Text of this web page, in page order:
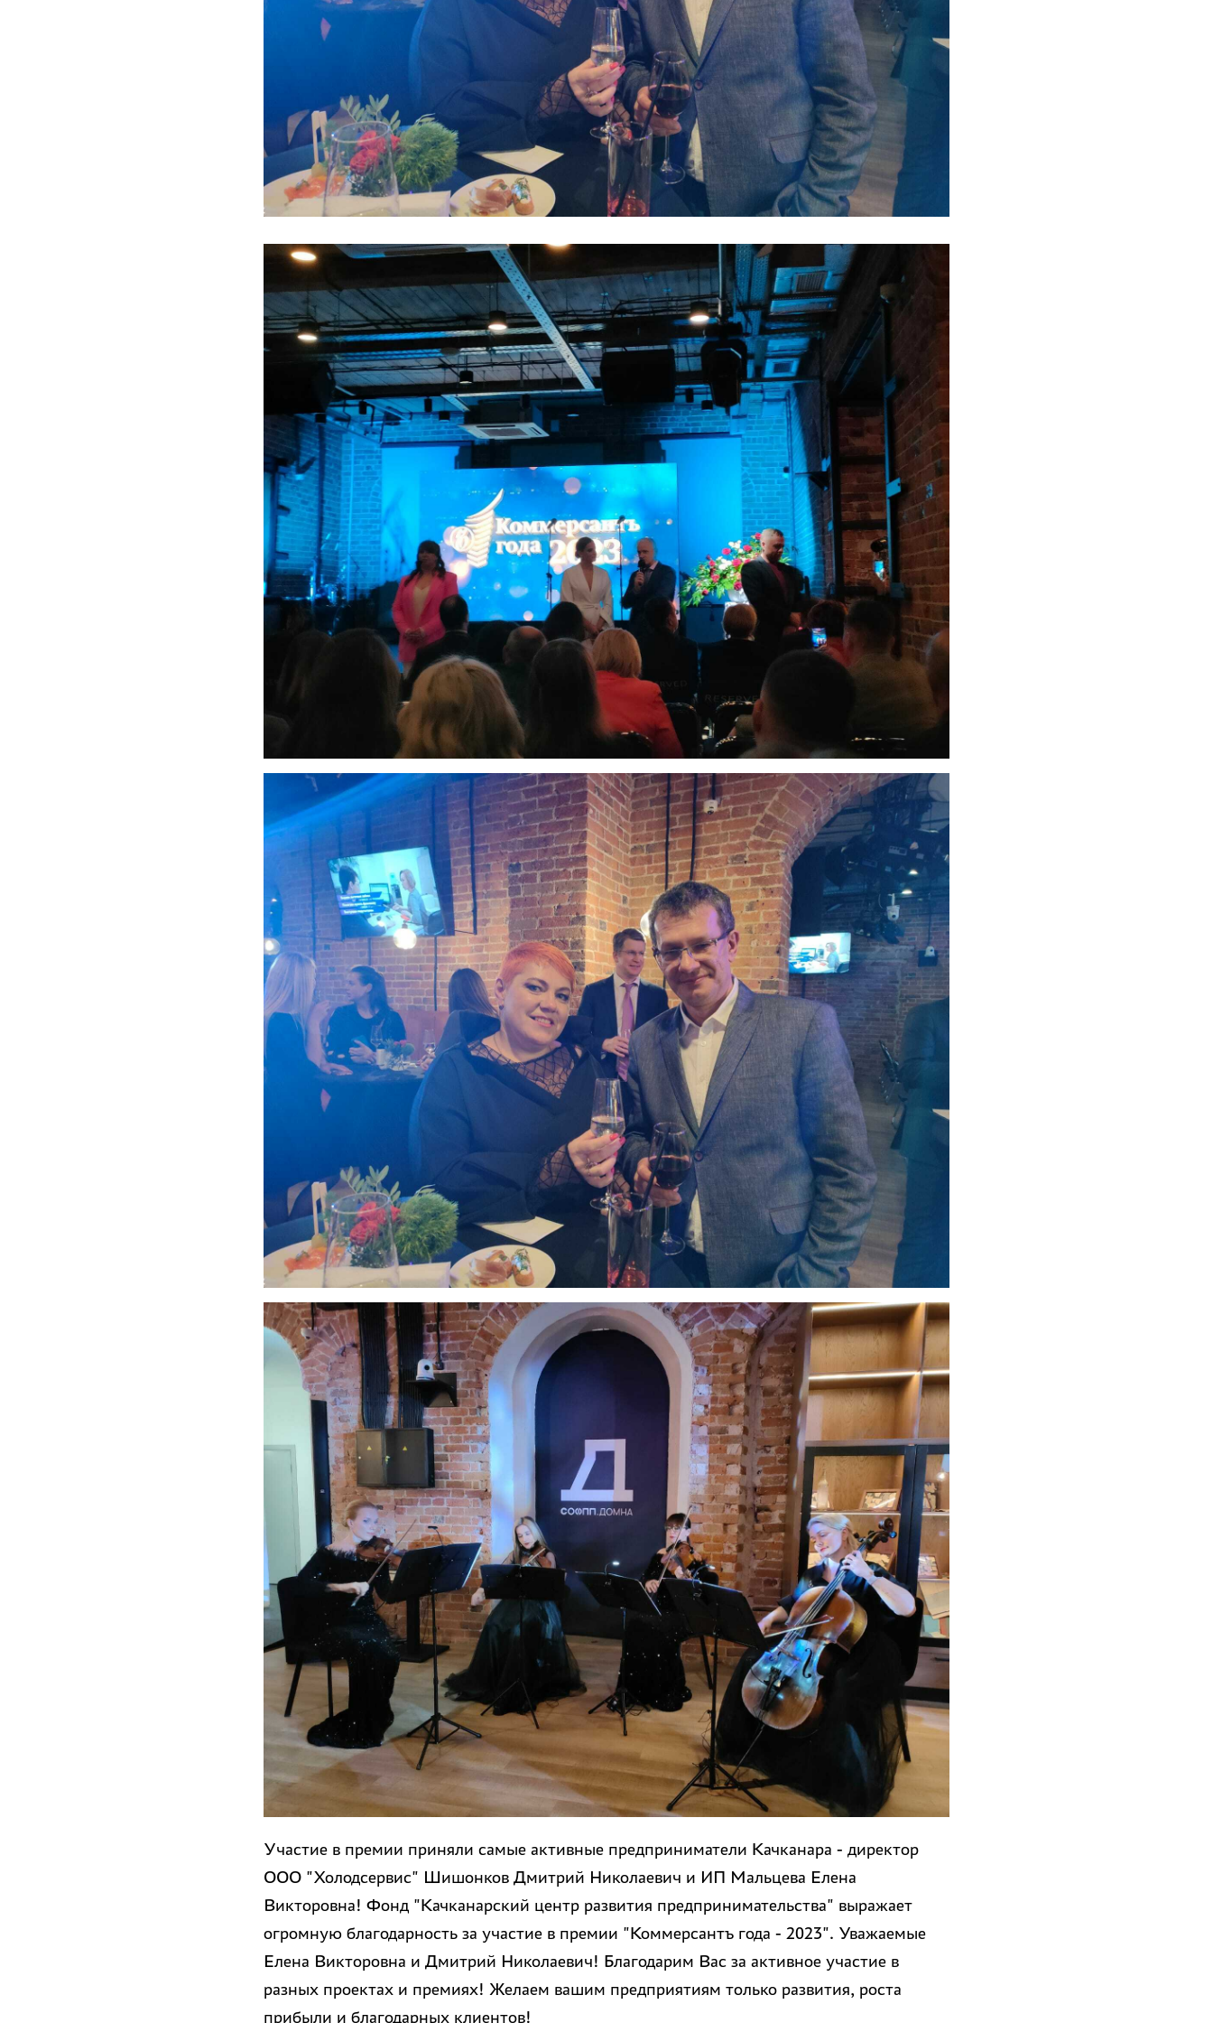
Участие в премии приняли самые активные предприниматели Качканара - директор
ООО "Холодсервис" Шишонков Дмитрий Николаевич и ИП Мальцева Елена
Викторовна! Фонд "Качканарский центр развития предпринимательства" выражает
огромную благодарность за участие в премии "Коммерсантъ года - 2023". Уважаемые
Елена Викторовна и Дмитрий Николаевич! Благодарим Вас за активное участие в
разных проектах и премиях! Желаем вашим предприятиям только развития, роста
прибыли и благодарных клиентов!